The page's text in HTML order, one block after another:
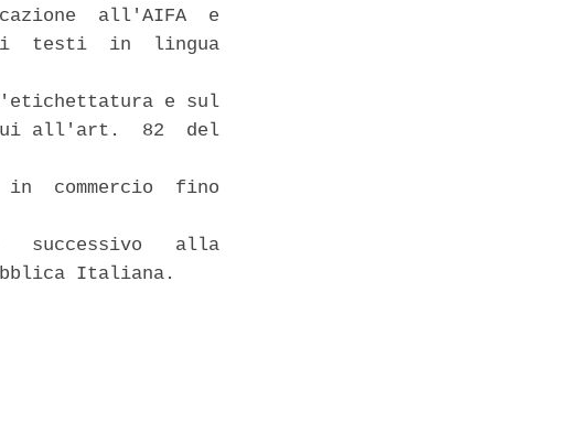
all'AIFA  e
testi  in  lingua
e sul
all'art.  82  del
in  commercio  fino
successivo   alla
Italiana.